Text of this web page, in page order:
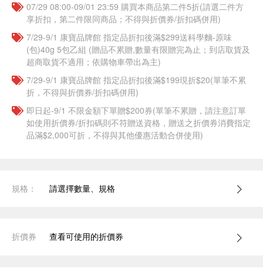
07/29 08:00-09/01 23:59 購買本商品第二件5折(請選二件方
享折扣，第二件限同商品；不得與折價券/折扣碼併用)
7/29-9/1 康寶品牌館 指定品折扣後滿$299送科學麵-原味
(包)40g 5包乙組 (贈品不累贈,數量有限贈完為止；到店取貨及
超商取貨不適用；依購物車帶出為主)
7/29-9/1 康寶品牌館 指定品折扣後滿$199現折$20(單筆不累
折，不得與折價券/折扣碼併用)
即日起-9/1 不限金額下單贈$200券(單筆不累贈，請注意訂單
如使用折價券/折扣碼則不符贈送資格，贈送之折價券消費指定
品滿$2,000可折，不得與其他優惠活動合併使用)
規格： 請選擇數量、規格
折價券 查看可使用的折價券